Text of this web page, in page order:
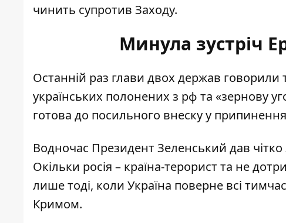
чинить супротив Заходу.
Минула зустріч
Останній раз глави двох держав
українських полонених з рф та «зернову
готова до посильного внеску у
Водночас Президент Зеленський дав
Окільки росія – країна-терорист та не
лише тоді, коли Україна поверне всі
Кримом.